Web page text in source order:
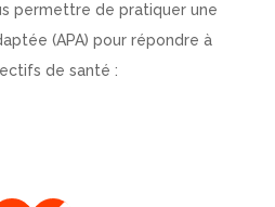
permettre de pratiquer une
(APA) pour répondre à
de santé :